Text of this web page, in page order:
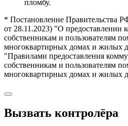
пломбу.
* Постановление Правительства
от 28.11.2023) "О предоставлении
собственникам и пользователям
многоквартирных домах и жилых
"Правилами предоставления
собственникам и пользователям
многоквартирных домах и жилых
Вызвать контролёра